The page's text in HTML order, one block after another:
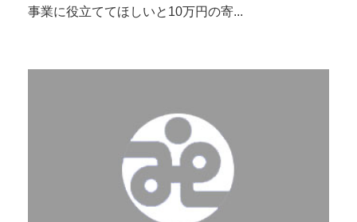
事業に役立ててほしいと10万円の寄...